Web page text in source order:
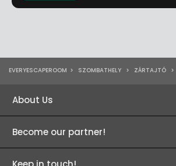
EVERYESCAPEROOM > SZOMBATHELY > ZÁRTAJTÓ >
About Us
Become our partner!